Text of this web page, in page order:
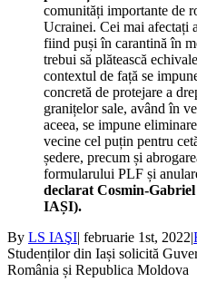
comunități importante de
Ucrainei. Cei mai afectați
fiind puși în carantină în
trebui să plătească
contextul de față se
concretă de protejare a
granițelor sale, având în
aceea, se impune
vecine cel puțin pentru
ședere, precum și
formularului PLF și
declarat Cosmin-
IAȘI).
By LS IAŞI| februarie 1st, 2022|
Studenților din Iași solicită
România și Republica Moldova